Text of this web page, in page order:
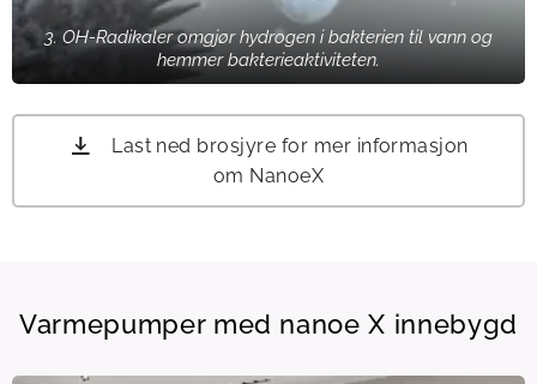
3. OH-Radikaler omgjør hydrogen i bakterien til vann og
hemmer bakterieaktiviteten.
Last ned brosjyre for mer informasjon
om NanoeX
Varmepumper med nanoe X innebygd